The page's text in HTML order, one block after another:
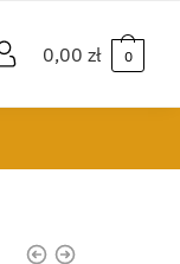
0,00 zł 0